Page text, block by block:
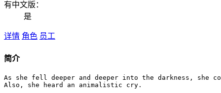
有中文版：
是
详情 角色 员工
简介
As she fell deeper and deeper into the darkness, she
Also, she heard an animalistic cry.